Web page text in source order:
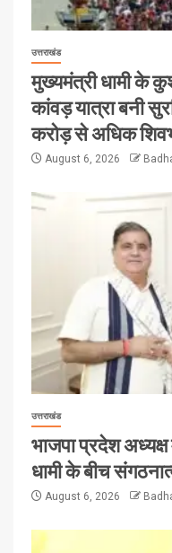
उत्तराखंड
मुख्यमंत्री धामी के
कांवड़ यात्रा बनी
करोड़ से अधिक
August 6, 2026
उत्तराखंड
भाजपा प्रदेश
धामी के बीच
August 6, 2026